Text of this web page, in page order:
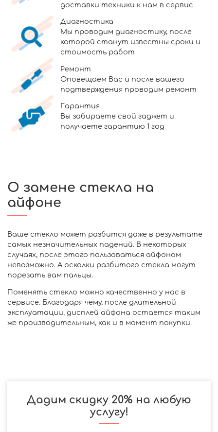
доставки техники к нам в сервис
Диагностика
Мы проводим диагностику, после
которой станут известны сроки и
стоимость работ
Ремонт
Оповещаем Вас и после вашего
подтверждения проводим ремонт
Гарантия
Вы забираете свой гаджет и
получаете гарантию 1 год
О замене стекла на
айфоне
Ваше стекло может разбится даже в результате
самых незначительных падений. В некоторых
случаях, после этого пользоваться айфоном
невозможно. А осколки разбитого стекла могут
порезать вам пальцы.
Поменять стекло можно качественно у нас в
сервисе. Благодаря чему, после длительной
эксплуатации, дисплей айфона остается таким
же производительным, как и в момент покупки.
Дадим скидку 20% на любую
услугу!